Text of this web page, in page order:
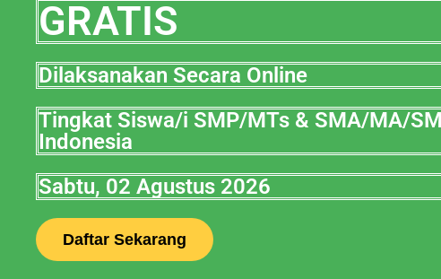
GRATIS
Dilaksanakan Secara Online
Tingkat Siswa/i SMP/MTs & SMA/MA/
Indonesia
Sabtu, 02 Agustus 2026
Daftar Sekarang